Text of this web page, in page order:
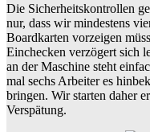
Die Sicherheitskontrollen
nur, dass wir mindestens
Boardkarten vorzeigen
Einchecken verzögert sich
an der Maschine steht
mal sechs Arbeiter es
bringen. Wir starten daher
Verspätung.